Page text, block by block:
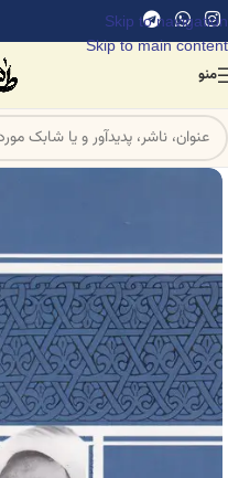
Skip to navigation
Skip to main content
منو